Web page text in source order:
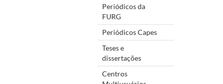
Periódicos da
FURG
Periódicos Capes
Teses e
dissertações
Centros